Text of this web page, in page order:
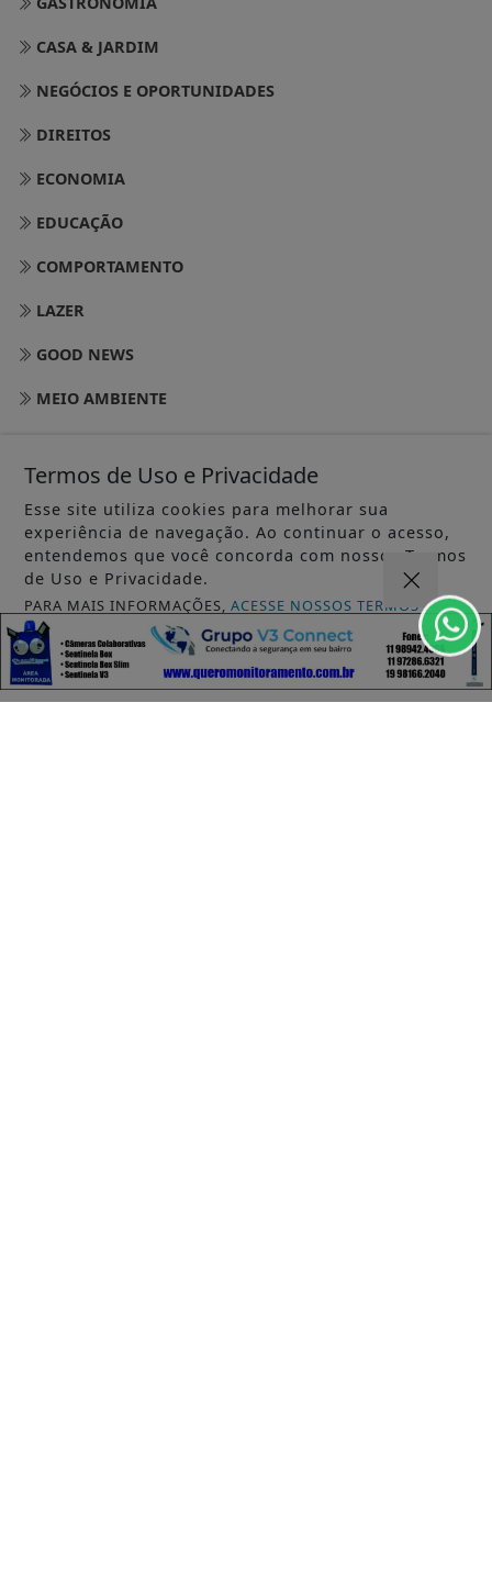
CASA & JARDIM
NEGÓCIOS E OPORTUNIDADES
DIREITOS
ECONOMIA
EDUCAÇÃO
COMPORTAMENTO
LAZER
GOOD NEWS
MEIO AMBIENTE
EMPREENDIMENTOS
MÚSICA
MUSEUS
BARES E RESTAURANTES
MITOS
IMÓVEIS
Termos de Uso e Privacidade
Esse site utiliza cookies para melhorar sua
experiência de navegação. Ao continuar o acesso,
entendemos que você concorda com nossos Termos
de Uso e Privacidade.
PARA MAIS INFORMAÇÕES,ACESSE NOSSOS TERMOS
CLICANDO AQUI
PROSSEGUIR